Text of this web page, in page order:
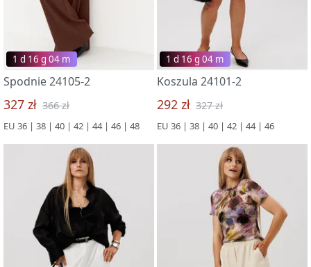
1 d 16 g 03 m
Spodnie 24105-2
327 zł 366 zł
EU 36 | 38 | 40 | 42 | 44 | 46 | 48
1 d 16 g 03 m
Koszula 24101-2
292 zł 327 zł
EU 36 | 38 | 40 | 42 | 44 | 46